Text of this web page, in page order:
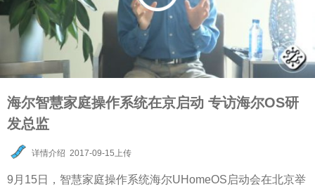
海尔智慧家庭操作系统在京启动 专访海尔OS研
发总监
详情介绍 2017-09-15上传
9月15日，智慧家庭操作系统海尔UHomeOS启动会在北京举